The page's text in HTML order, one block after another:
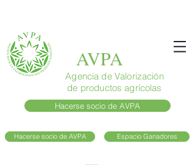
AVPA
Agencia de Valorización
de productos agrícolas
Hacerse socio de AVPA
Hacerse socio de AVPA Espacio Ganadores